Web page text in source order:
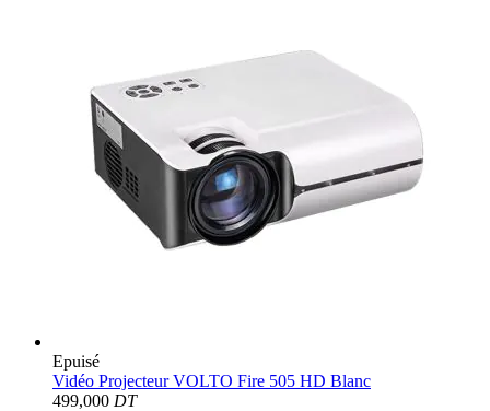
Epuisé
Vidéo Projecteur VOLTO Fire 505 HD Blanc
499,000 DT